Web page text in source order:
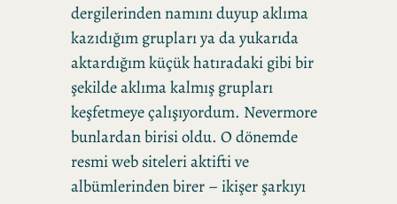
dergilerinden namını duyup aklıma
kazıdığım grupları ya da yukarıda
aktardığım küçük hatıradaki gibi bir
şekilde aklıma kalmış grupları
keşfetmeye çalışıyordum. Nevermore
bunlardan birisi oldu. O dönemde
resmi web siteleri aktifti ve
albümlerinden birer – ikişer şarkıyı